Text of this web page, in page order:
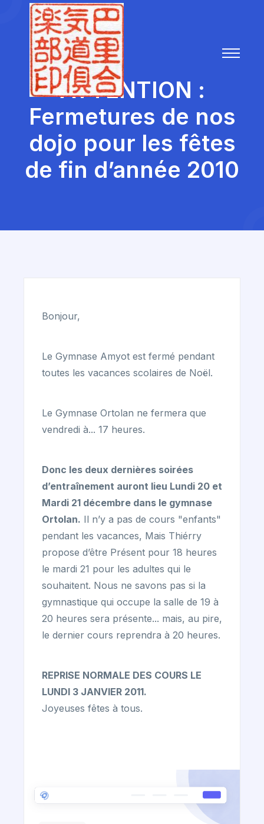
ATTENTION :
Fermetures de nos
dojo pour les fêtes
de fin d’année 2010
Bonjour,
Le Gymnase Amyot est fermé pendant
toutes les vacances scolaires de Noël.
Le Gymnase Ortolan ne fermera que
vendredi à... 17 heures.
Donc les deux dernières soirées
d’entraînement auront lieu Lundi 20 et
Mardi 21 décembre dans le gymnase
Ortolan. Il n’y a pas de cours "enfants"
pendant les vacances, Mais Thiérry
propose d’être Présent pour 18 heures
le mardi 21 pour les adultes qui le
souhaitent. Nous ne savons pas si la
gymnastique qui occupe la salle de 19 à
20 heures sera présente... mais, au pire,
le dernier cours reprendra à 20 heures.
REPRISE NORMALE DES COURS LE
LUNDI 3 JANVIER 2011.
Joyeuses fêtes à tous.